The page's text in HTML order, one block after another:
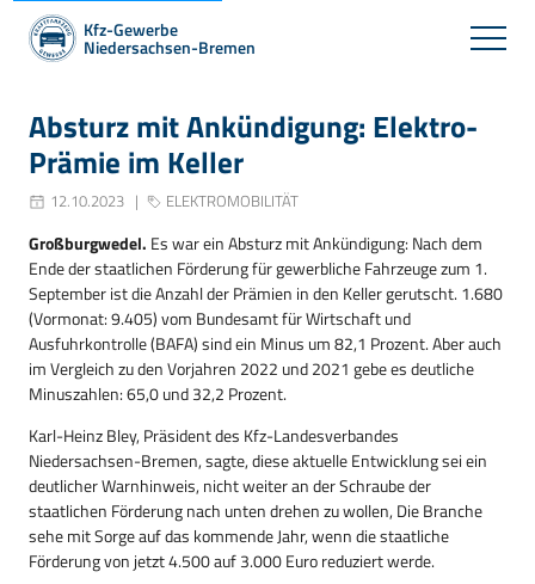
Kfz-Gewerbe
Niedersachsen-Bremen
Absturz mit Ankündigung: Elektro-
Prämie im Keller
12.10.2023 ELEKTROMOBILITÄT
Großburgwedel. Es war ein Absturz mit Ankündigung: Nach dem
Ende der staatlichen Förderung für gewerbliche Fahrzeuge zum 1.
September ist die Anzahl der Prämien in den Keller gerutscht. 1.680
(Vormonat: 9.405) vom Bundesamt für Wirtschaft und
Ausfuhrkontrolle (BAFA) sind ein Minus um 82,1 Prozent. Aber auch
im Vergleich zu den Vorjahren 2022 und 2021 gebe es deutliche
Minuszahlen: 65,0 und 32,2 Prozent.
Karl-Heinz Bley, Präsident des Kfz-Landesverbandes
Niedersachsen-Bremen, sagte, diese aktuelle Entwicklung sei ein
deutlicher Warnhinweis, nicht weiter an der Schraube der
staatlichen Förderung nach unten drehen zu wollen, Die Branche
sehe mit Sorge auf das kommende Jahr, wenn die staatliche
Förderung von jetzt 4.500 auf 3.000 Euro reduziert werde.